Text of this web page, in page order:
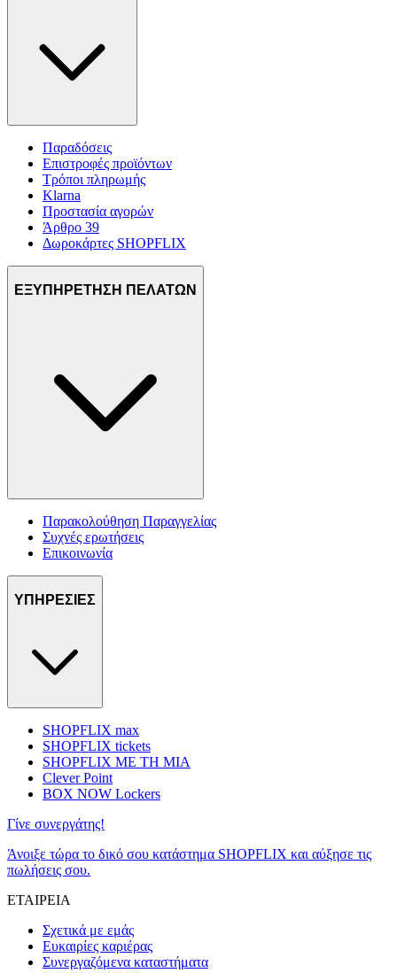
Παραδόσεις
Επιστροφές προϊόντων
Τρόποι πληρωμής
Klarna
Προστασία αγορών
Άρθρο 39
Δωροκάρτες SHOPFLIX
ΕΞΥΠΗΡΕΤΗΣΗ ΠΕΛΑΤΩΝ
Παρακολούθηση Παραγγελίας
Συχνές ερωτήσεις
Επικοινωνία
ΥΠΗΡΕΣΙΕΣ
SHOPFLIX max
SHOPFLIX tickets
SHOPFLIX ΜΕ ΤΗ ΜΙΑ
Clever Point
BOX NOW Lockers
Γίνε συνεργάτης!
Άνοιξε τώρα το δικό σου κατάστημα SHOPFLIX και αύξησε τις
πωλήσεις σου.
ΕΤΑΙΡΕΙΑ
Σχετικά με εμάς
Ευκαιρίες καριέρας
Συνεργαζόμενα καταστήματα